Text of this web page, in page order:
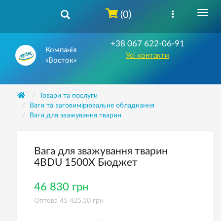
Компанія
«Восток»
+38 067 622-06-91
Усі контакти
(0)
Товари та послуги
Ваги та ваговимірювальне обладнання
Ваги для зважування тварин
Вага для зважування тварин
4ВDU 1500X Бюджет
46 830 грн
Оптова 45 425,10 грн